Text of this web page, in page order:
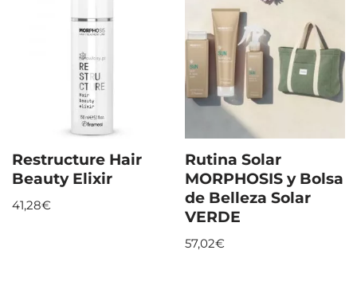
Restructure Hair
Beauty Elixir
41,28€
Rutina Solar
MORPHOSIS y Bolsa
de Belleza Solar
VERDE
57,02€